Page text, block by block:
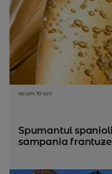
acum 10 ani
Spumantul
sampania